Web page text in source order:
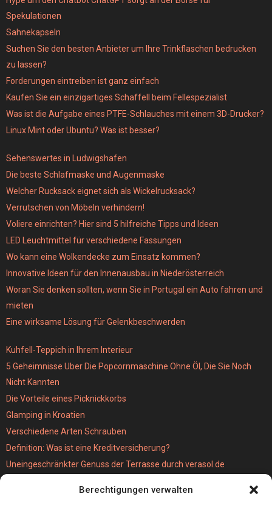
Berechtigungen verwalten
Spekulationen
Sahnekapseln
Suchen Sie den besten Anbieter um Ihre Trinkflaschen bedrucken
zu lassen?
Forderungen eintreiben ist ganz einfach
Kaufen Sie ein einzigartiges Schaffell beim Fellespezialist
Was ist die Aufgabe eines PTFE-Schlauches mit einem 3D-Drucker?
Linux Mint oder Ubuntu? Was ist besser?
Sehenswertes in Ludwigshafen
Die beste Schlafmaske und Augenmaske
Welcher Rucksack eignet sich als Wickelrucksack?
Verrutschen von Möbeln verhindern!
Voliere einrichten? Hier sind 5 hilfreiche Tipps und Ideen
LED Leuchtmittel für verschiedene Fassungen
Wo kann eine Wolkendecke zum Einsatz kommen?
Innovative Ideen für den Innenausbau in Niederösterreich
Woran Sie denken sollten, wenn Sie in Portugal ein Auto fahren und
mieten
Eine wirksame Lösung für Gelenkbeschwerden
Kuhfell-Teppich in Ihrem Interieur
5 Geheimnisse Uber Die Popcornmaschine Ohne Öl, Die Sie Noch
Nicht Kannten
Die Vorteile eines Picknickkorbs
Glamping in Kroatien
Verschiedene Arten Schrauben
Definition: Was ist eine Kreditversicherung?
Uneingeschränkter Genuss der Terrasse durch verasol.de
Wie schwer ist eigentlich eine MPU?